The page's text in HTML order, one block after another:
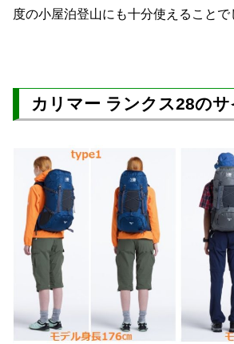
度の小屋泊登山にも十分使えることで
カリマー ランクス28のサ